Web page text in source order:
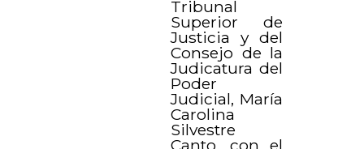
Tribunal
Superior de
Justicia y del
Consejo de la
Judicatura del
Poder
Judicial, María
Carolina
Silvestre
Canto, con el